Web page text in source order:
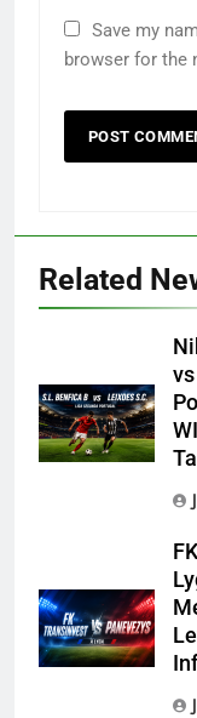
Save my
browser for the
Related